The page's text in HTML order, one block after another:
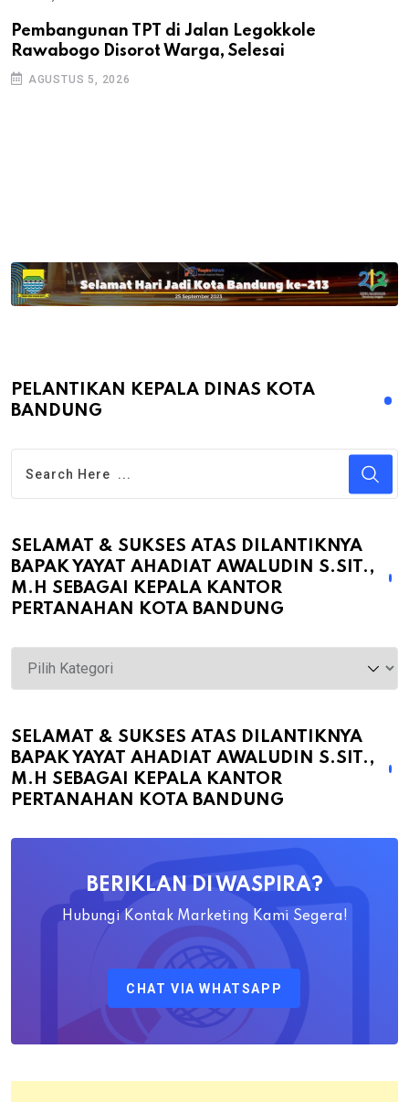
Pembangunan TPT di Jalan Legokkole
Rawabogo Disorot Warga, Selesai
AGUSTUS 5, 2026
PELANTIKAN KEPALA DINAS KOTA
BANDUNG
SELAMAT & SUKSES ATAS DILANTIKNYA
BAPAK YAYAT AHADIAT AWALUDIN S.SIT.,
M.H SEBAGAI KEPALA KANTOR
PERTANAHAN KOTA BANDUNG
Selamat
&
atas
Dilantiknya
Bapak
Ahadiat
Pertanahan
Kota
SELAMAT & SUKSES ATAS DILANTIKNYA
BAPAK YAYAT AHADIAT AWALUDIN S.SIT.,
M.H SEBAGAI KEPALA KANTOR
PERTANAHAN KOTA BANDUNG
BERIKLAN DI WASPIRA?
Hubungi Kontak Marketing Kami Segera!
CHAT VIA WHATSAPP